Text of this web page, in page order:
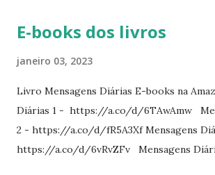
E-books dos livros
janeiro 03, 2023
Livro Mensagens Diárias E-books na
Diárias 1 - https://a.co/d/6TAwAmw
2 - https://a.co/d/fR5A3Xf Mensagens
https://a.co/d/6vRvZFv Mensagens